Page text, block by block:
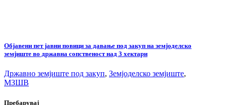
Објавени пет јавни повици за давање под закуп на земјоделско
земјиште во државна сопственост над 3 хектари
Државно земјиште под закуп, Земјоделско земјиште,
МЗШВ
Пребарувај